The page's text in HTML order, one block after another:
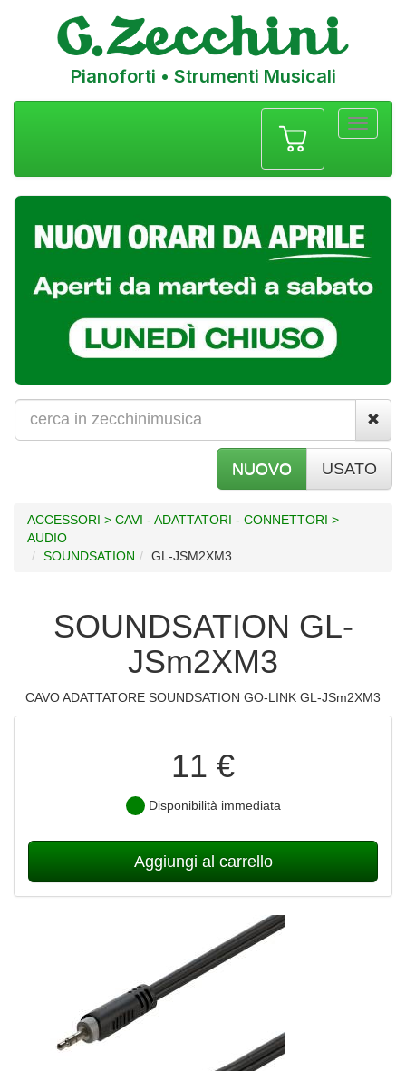
Pianoforti • Strumenti Musicali
NUOVO USATO
ACCESSORI > CAVI - ADATTATORI - CONNETTORI >
AUDIO
SOUNDSATION
GL-JSM2XM3
SOUNDSATION GL-
JSm2XM3
CAVO ADATTATORE SOUNDSATION GO-LINK GL-JSm2XM3
11 €
Disponibilità immediata
Aggiungi al carrello